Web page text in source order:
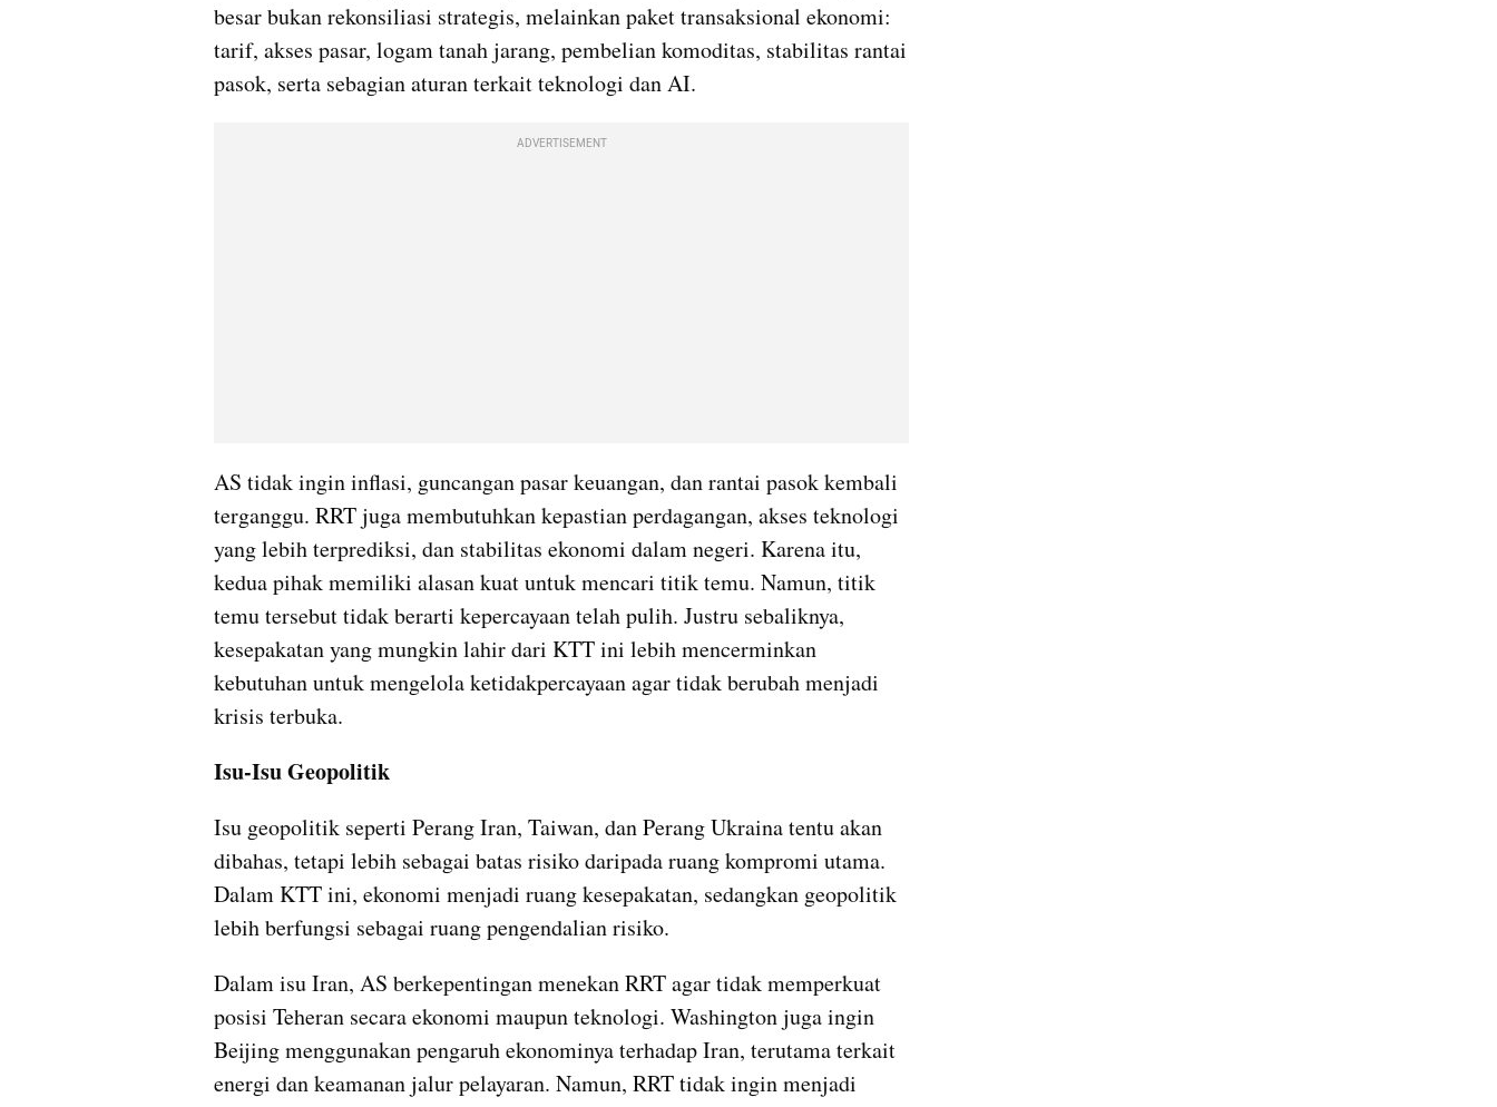
besar bukan rekonsiliasi strategis, melainkan paket transaksional ekonomi:
tarif, akses pasar, logam tanah jarang, pembelian komoditas, stabilitas rantai
pasok, serta sebagian aturan terkait teknologi dan AI.
ADVERTISEMENT
AS tidak ingin inflasi, guncangan pasar keuangan, dan rantai pasok kembali
terganggu. RRT juga membutuhkan kepastian perdagangan, akses teknologi
yang lebih terprediksi, dan stabilitas ekonomi dalam negeri. Karena itu,
kedua pihak memiliki alasan kuat untuk mencari titik temu. Namun, titik
temu tersebut tidak berarti kepercayaan telah pulih. Justru sebaliknya,
kesepakatan yang mungkin lahir dari KTT ini lebih mencerminkan
kebutuhan untuk mengelola ketidakpercayaan agar tidak berubah menjadi
krisis terbuka.
Isu-Isu Geopolitik
Isu geopolitik seperti Perang Iran, Taiwan, dan Perang Ukraina tentu akan
dibahas, tetapi lebih sebagai batas risiko daripada ruang kompromi utama.
Dalam KTT ini, ekonomi menjadi ruang kesepakatan, sedangkan geopolitik
lebih berfungsi sebagai ruang pengendalian risiko.
Dalam isu Iran, AS berkepentingan menekan RRT agar tidak memperkuat
posisi Teheran secara ekonomi maupun teknologi. Washington juga ingin
Beijing menggunakan pengaruh ekonominya terhadap Iran, terutama terkait
energi dan keamanan jalur pelayaran. Namun, RRT tidak ingin menjadi